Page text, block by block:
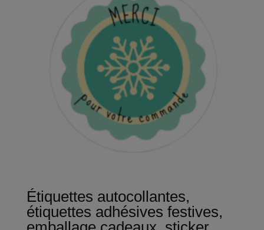
Étiquettes autocollantes,
étiquettes adhésives festives,